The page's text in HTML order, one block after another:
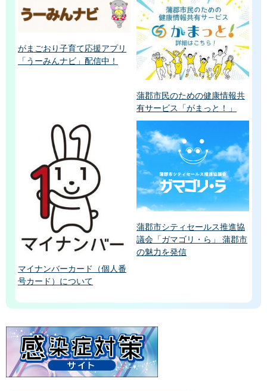
がまごおり子育て応援アプリ
「うーみんナビ」配信中！
蒲郡市民のための健康情報共
有サービス「がまっと！」
マイナンバーカード（個人番
号カード）について
蒲郡市シティセールス推進協
議会「ガマゴリ・ら」 蒲郡市
の魅力を発信